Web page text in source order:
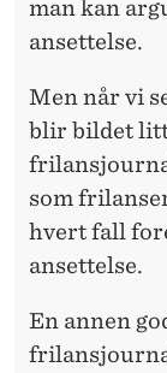
man kan
ansettelse.
Men når vi
blir bildet litt
som
hvert fall
ansettelse.
En annen